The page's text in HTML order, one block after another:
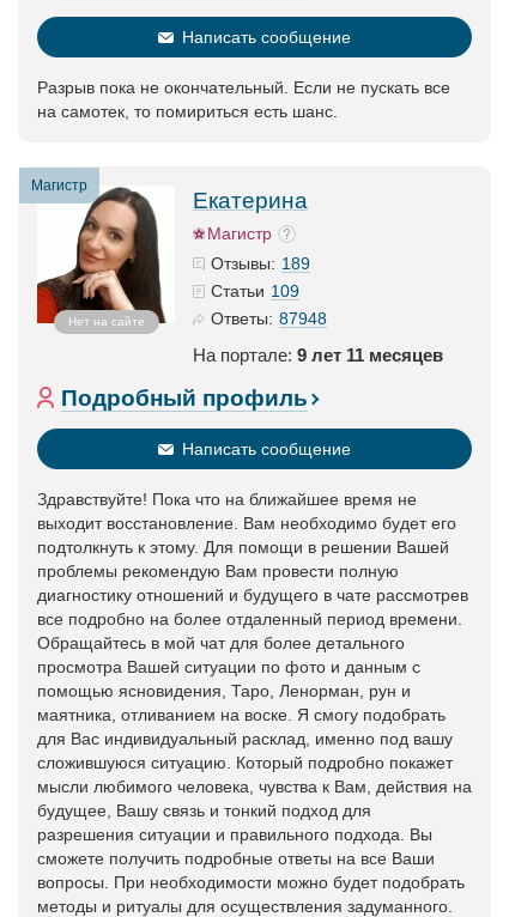
Написать сообщение
Разрыв пока не окончательный. Если не пускать все
на самотек, то помириться есть шанс.
Магистр
Нет на сайте
Екатерина
Магистр
Отзывы: 189
Статьи 109
Ответы: 87948
На портале: 9 лет 11 месяцев
Подробный профиль
Написать сообщение
Здравствуйте! Пока что на ближайшее время не
выходит восстановление. Вам необходимо будет его
подтолкнуть к этому. Для помощи в решении Вашей
проблемы рекомендую Вам провести полную
диагностику отношений и будущего в чате рассмотрев
все подробно на более отдаленный период времени.
Обращайтесь в мой чат для более детального
просмотра Вашей ситуации по фото и данным с
помощью ясновидения, Таро, Ленорман, рун и
маятника, отливанием на воске. Я смогу подобрать
для Вас индивидуальный расклад, именно под вашу
сложившуюся ситуацию. Который подробно покажет
мысли любимого человека, чувства к Вам, действия на
будущее, Вашу связь и тонкий подход для
разрешения ситуации и правильного подхода. Вы
сможете получить подробные ответы на все Ваши
вопросы. При необходимости можно будет подобрать
методы и ритуалы для осуществления задуманного.